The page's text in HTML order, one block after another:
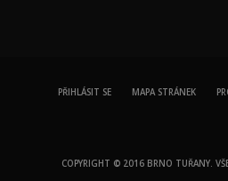
PŘIHLÁSIT SE MAPA STRÁNEK
COPYRIGHT © 2016 BRNO TUŘANY.